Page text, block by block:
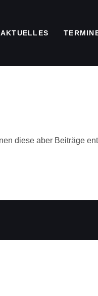
AKTUELLES
diese aber Beiträge